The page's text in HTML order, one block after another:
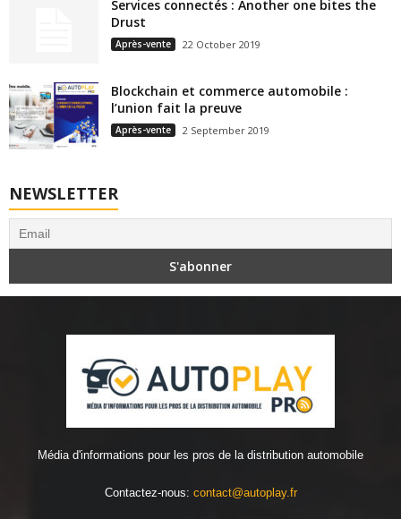
Services connectés : Another one bites the
Drust
Après-vente 22 October 2019
Blockchain et commerce automobile :
l’union fait la preuve
Après-vente 2 September 2019
NEWSLETTER
Média d'informations pour les pros de la distribution automobile
Contactez-nous: contact@autoplay.fr